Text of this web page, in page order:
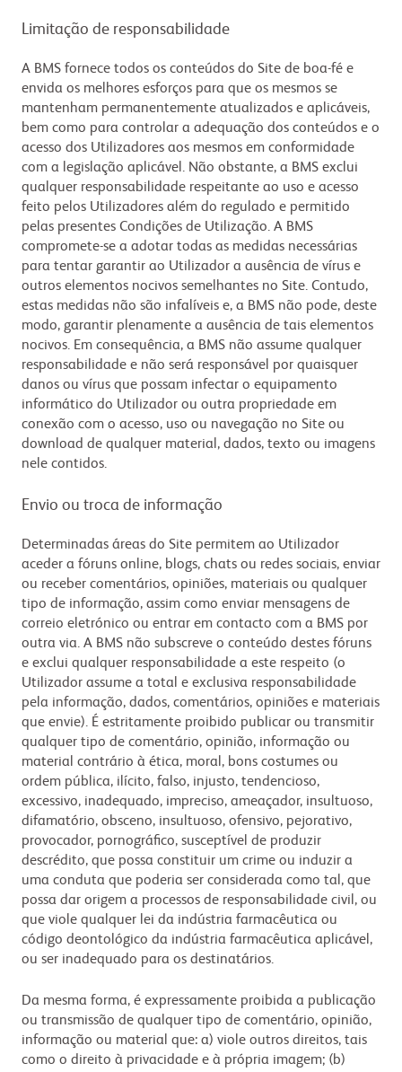
Limitação de responsabilidade
A BMS fornece todos os conteúdos do Site de boa-fé e
envida os melhores esforços para que os mesmos se
mantenham permanentemente atualizados e aplicáveis,
bem como para controlar a adequação dos conteúdos e o
acesso dos Utilizadores aos mesmos em conformidade
com a legislação aplicável. Não obstante, a BMS exclui
qualquer responsabilidade respeitante ao uso e acesso
feito pelos Utilizadores além do regulado e permitido
pelas presentes Condições de Utilização. A BMS
compromete-se a adotar todas as medidas necessárias
para tentar garantir ao Utilizador a ausência de vírus e
outros elementos nocivos semelhantes no Site. Contudo,
estas medidas não são infalíveis e, a BMS não pode, deste
modo, garantir plenamente a ausência de tais elementos
nocivos. Em consequência, a BMS não assume qualquer
responsabilidade e não será responsável por quaisquer
danos ou vírus que possam infectar o equipamento
informático do Utilizador ou outra propriedade em
conexão com o acesso, uso ou navegação no Site ou
download de qualquer material, dados, texto ou imagens
nele contidos.
Envio ou troca de informação
Determinadas áreas do Site permitem ao Utilizador
aceder a fóruns online, blogs, chats ou redes sociais, enviar
ou receber comentários, opiniões, materiais ou qualquer
tipo de informação, assim como enviar mensagens de
correio eletrónico ou entrar em contacto com a BMS por
outra via. A BMS não subscreve o conteúdo destes fóruns
e exclui qualquer responsabilidade a este respeito (o
Utilizador assume a total e exclusiva responsabilidade
pela informação, dados, comentários, opiniões e materiais
que envie). É estritamente proibido publicar ou transmitir
qualquer tipo de comentário, opinião, informação ou
material contrário à ética, moral, bons costumes ou
ordem pública, ilícito, falso, injusto, tendencioso,
excessivo, inadequado, impreciso, ameaçador, insultuoso,
difamatório, obsceno, insultuoso, ofensivo, pejorativo,
provocador, pornográfico, susceptível de produzir
descrédito, que possa constituir um crime ou induzir a
uma conduta que poderia ser considerada como tal, que
possa dar origem a processos de responsabilidade civil, ou
que viole qualquer lei da indústria farmacêutica ou
código deontológico da indústria farmacêutica aplicável,
ou ser inadequado para os destinatários.
Da mesma forma, é expressamente proibida a publicação
ou transmissão de qualquer tipo de comentário, opinião,
informação ou material que: a) viole outros direitos, tais
como o direito à privacidade e à própria imagem; (b)